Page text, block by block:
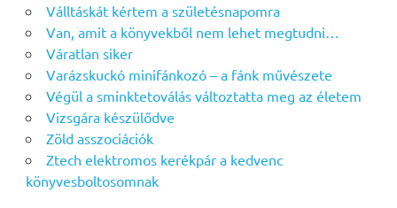
Válltáskát kértem a születésnapomra
Van, amit a könyvekből nem lehet megtudni…
Váratlan siker
Varázskuckó minifánkozó – a fánk művészete
Végül a sminktetoválás változtatta meg az életem
Vizsgára készülődve
Zöld asszociációk
Ztech elektromos kerékpár a kedvenc
könyvesboltosomnak